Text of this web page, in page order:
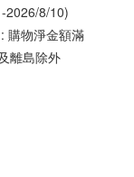
2026/8/10)
購物淨金額滿
離島除外